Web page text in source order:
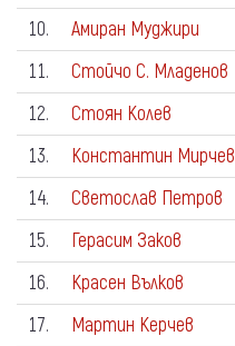
10.
Амиран Муджири
11.
Стойчо С. Младенов
12.
Стоян Колев
13.
Константин Мирчев
14.
Светослав Петров
15.
Герасим Заков
16.
Красен Вълков
17.
Мартин Керчев